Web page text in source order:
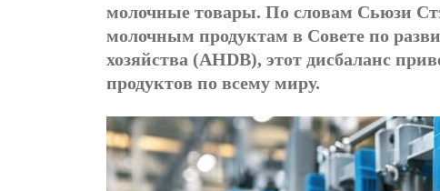
молочные товары. По словам Сьюзи
молочным продуктам в Совете по
хозяйства (AHDB), этот дисбаланс
продуктов по всему миру.